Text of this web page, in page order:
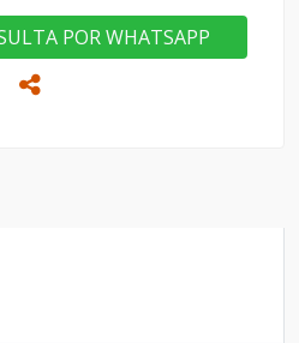
POR WHATSAPP